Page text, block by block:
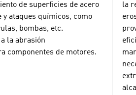
de superficies de acero
y ataques químicos, como
bombas, etc.
la abrasión
componentes de motores.
la